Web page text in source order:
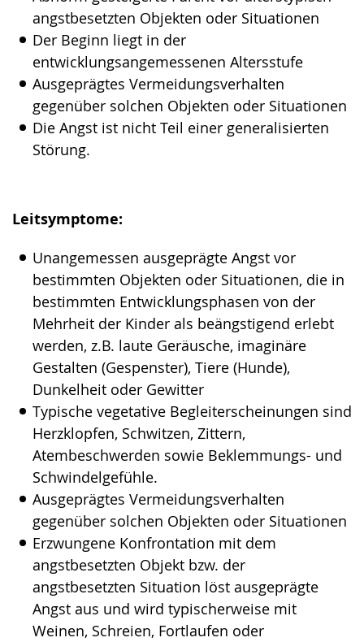
angstbesetzten Objekten oder Situationen
Der Beginn liegt in der
entwicklungsangemessenen Altersstufe
Ausgeprägtes Vermeidungsverhalten
gegenüber solchen Objekten oder Situationen
Die Angst ist nicht Teil einer generalisierten
Störung.
Leitsymptome:
Unangemessen ausgeprägte Angst vor
bestimmten Objekten oder Situationen, die in
bestimmten Entwicklungsphasen von der
Mehrheit der Kinder als beängstigend erlebt
werden, z.B. laute Geräusche, imaginäre
Gestalten (Gespenster), Tiere (Hunde),
Dunkelheit oder Gewitter
Typische vegetative Begleiterscheinungen sind
Herzklopfen, Schwitzen, Zittern,
Atembeschwerden sowie Beklemmungs- und
Schwindelgefühle.
Ausgeprägtes Vermeidungsverhalten
gegenüber solchen Objekten oder Situationen
Erzwungene Konfrontation mit dem
angstbesetzten Objekt bzw. der
angstbesetzten Situation löst ausgeprägte
Angst aus und wird typischerweise mit
Weinen, Schreien, Fortlaufen oder
Gebärdensprache
wird
angezeigt.